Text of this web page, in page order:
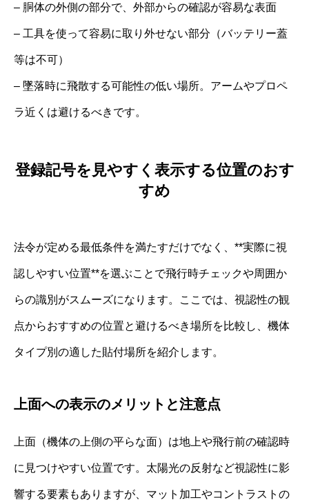
– 胴体の外側の部分で、外部からの確認が容易な表面
– 工具を使って容易に取り外せない部分（バッテリー蓋
等は不可）
– 墜落時に飛散する可能性の低い場所。アームやプロペ
ラ近くは避けるべきです。
登録記号を見やすく表示する位置のおす
すめ
法令が定める最低条件を満たすだけでなく、**実際に視
認しやすい位置**を選ぶことで飛行時チェックや周囲か
らの識別がスムーズになります。ここでは、視認性の観
点からおすすめの位置と避けるべき場所を比較し、機体
タイプ別の適した貼付場所を紹介します。
上面への表示のメリットと注意点
上面（機体の上側の平らな面）は地上や飛行前の確認時
に見つけやすい位置です。太陽光の反射など視認性に影
響する要素もありますが、マット加工やコントラストの